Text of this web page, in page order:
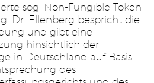
sog. Non-Fungible Token
Dr. Ellenberg bespricht die
und gibt eine
hinsichtlich der
in Deutschland auf Basis
des